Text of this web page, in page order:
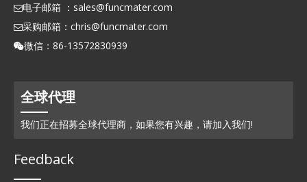
电子邮箱 ： sales@funcmater.com
采购邮箱： chris@funcmater.com
微信：86-13572830939
全球代理
我们正在招募全球代理商，如果您有兴趣，请加入我们!
Feedback